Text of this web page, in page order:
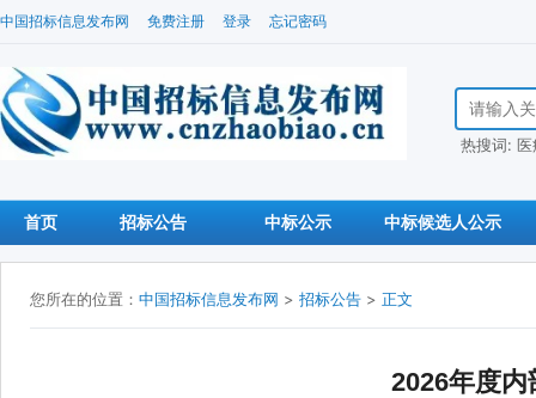
中国招标信息发布网 免费注册 登录 忘记密码
搜索招标信
热搜词:
首页 招标公告 中标公示 中标候选人公示
您所在的位置： 中国招标信息发布网 > 招标公告 > 正文
2026年度